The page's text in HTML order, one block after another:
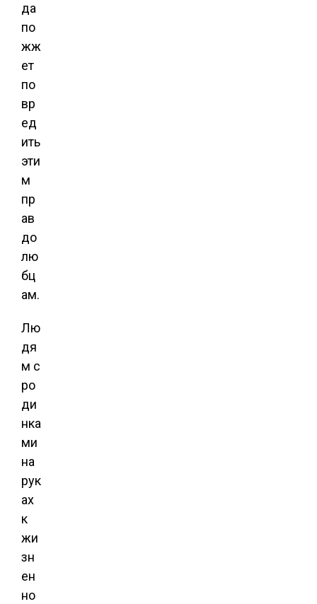
да
по
жж
ет
по
вр
ед
ить
эти
м
пр
ав
до
лю
бц
ам.
Лю
дя
м с
ро
ди
нка
ми
на
рук
ах
к
жи
зн
ен
но